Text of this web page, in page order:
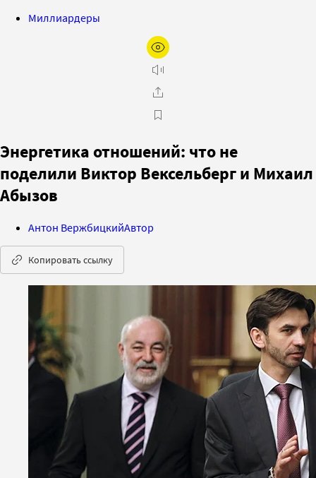
Миллиардеры
Энергетика отношений: что не
поделили Виктор Вексельберг и Михаил
Абызов
Антон ВержбицкийАвтор
Копировать ссылку